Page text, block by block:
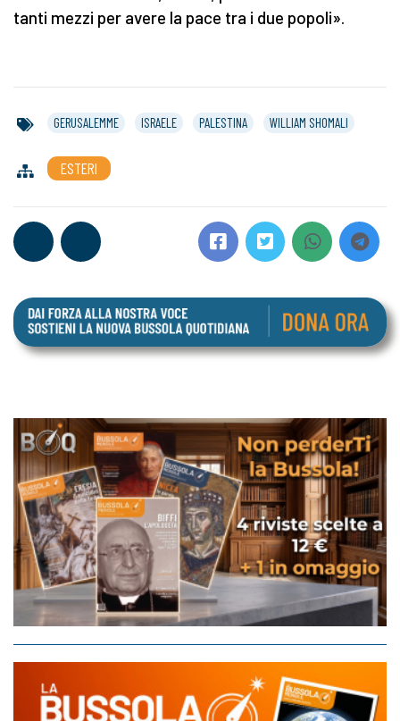
tanti mezzi per avere la pace tra i due popoli».
GERUSALEMME ISRAELE PALESTINA WILLIAM SHOMALI
ESTERI